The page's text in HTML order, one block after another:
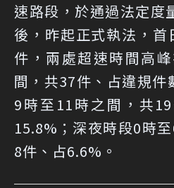
速路段，於通過法定度
後，昨起正式執法，
件，兩處超速時間高
間，共37件、占違規件
9時至11時之間，共
15.8%；深夜時段0時
8件、占6.6%。